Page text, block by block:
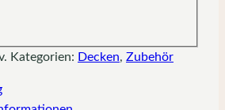
Kategorien: Decken, Zubehör